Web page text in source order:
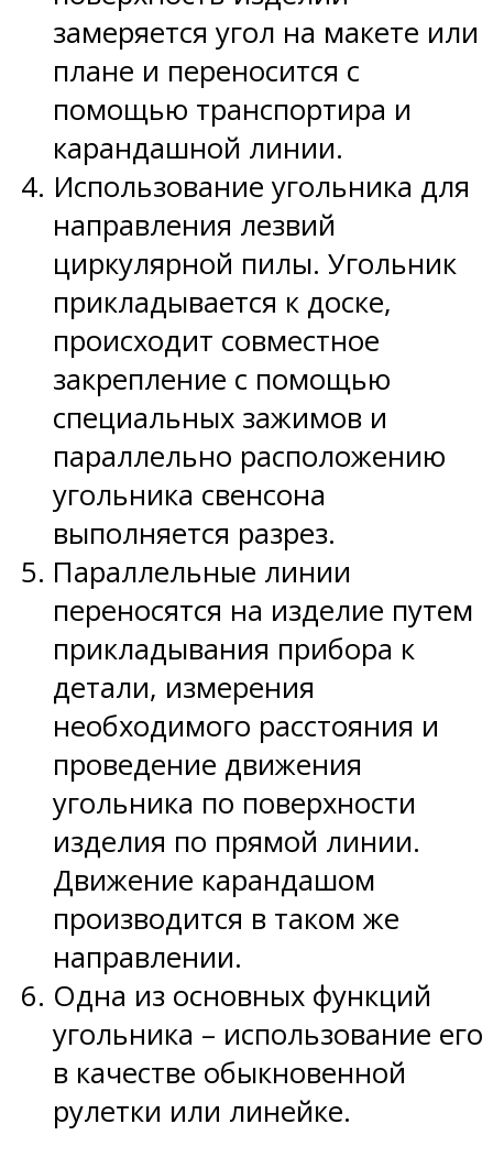
замеряется угол на макете или
плане и переносится с
помощью транспортира и
карандашной линии.
Использование угольника для
направления лезвий
циркулярной пилы. Угольник
прикладывается к доске,
происходит совместное
закрепление с помощью
специальных зажимов и
параллельно расположению
угольника свенсона
выполняется разрез.
Параллельные линии
переносятся на изделие путем
прикладывания прибора к
детали, измерения
необходимого расстояния и
проведение движения
угольника по поверхности
изделия по прямой линии.
Движение карандашом
производится в таком же
направлении.
Одна из основных функций
угольника – использование его
в качестве обыкновенной
рулетки или линейке.